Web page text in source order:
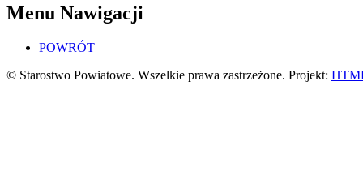
Menu Nawigacji
POWRÓT
© Starostwo Powiatowe. Wszelkie prawa zastrzeżone. Projekt: